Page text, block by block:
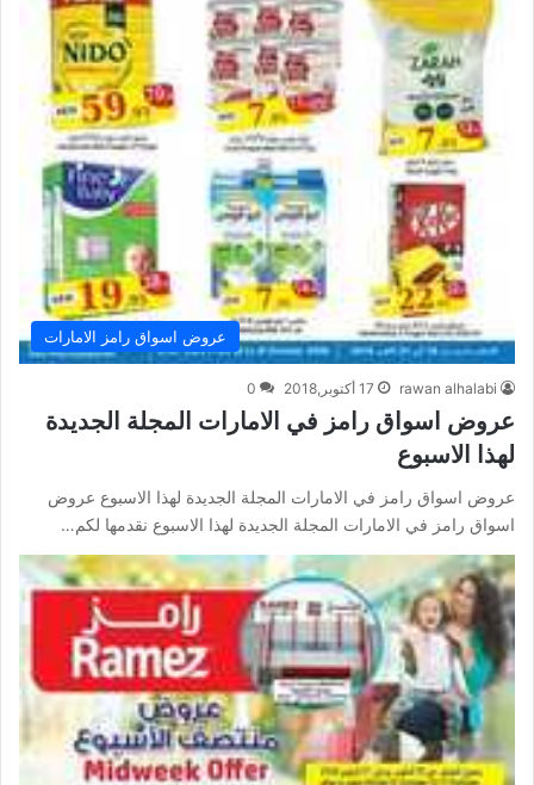
عروض اسواق رامز الامارات
rawan alhalabi 17 أكتوبر,2018 0
عروض اسواق رامز في الامارات المجلة الجديدة
لهذا الاسبوع
عروض اسواق رامز في الامارات المجلة الجديدة لهذا الاسبوع عروض
اسواق رامز في الامارات المجلة الجديدة لهذا الاسبوع نقدمها لكم…